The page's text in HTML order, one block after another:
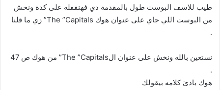
طيب للاسف البوست طول بالمقدمة دي فهنقفله على كدة ونخش
من البوست اللي جاي على عنوان هوك The ”Capitals” زي ما قلنا
.
نستعين بالله ونخش على عنوان الThe ”Capitals” من هوك ص 47
.
هوك بادئ كلامه بيقولك